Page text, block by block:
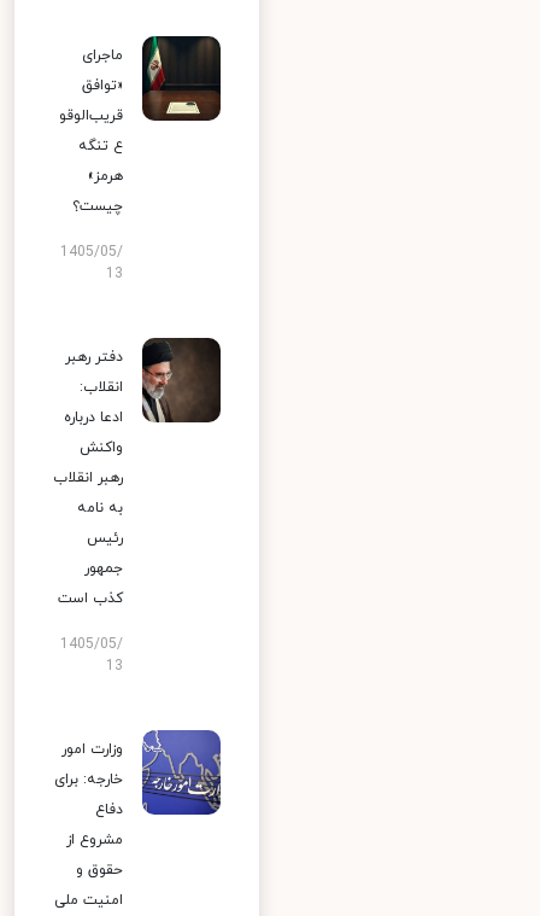
ماجرای
«توافق
قریب‌الوقو
ع تنگه
هرمز»
چیست؟
1405/05/
13
دفتر رهبر
انقلاب:
ادعا درباره
واکنش
رهبر انقلاب
به نامه
رئیس
جمهور
کذب است
1405/05/
13
وزارت امور
خارجه: برای
دفاع
مشروع از
حقوق و
امنیت ملی